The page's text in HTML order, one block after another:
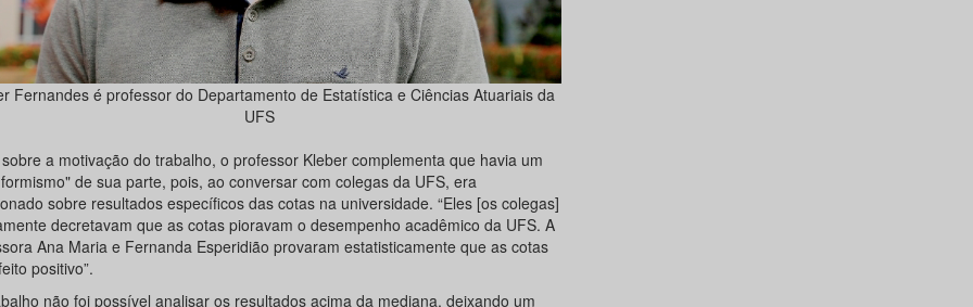
Fernandes é professor do Departamento de Estatística e Ciências Atuariais da
UFS
a motivação do trabalho, o professor Kleber complementa que havia um
de sua parte, pois, ao conversar com colegas da UFS, era
sobre resultados específicos das cotas na universidade. “Eles [os colegas]
decretavam que as cotas pioravam o desempenho acadêmico da UFS. A
Ana Maria e Fernanda Esperidião provaram estatisticamente que as cotas
positivo”.
não foi possível analisar os resultados acima da mediana, deixando um